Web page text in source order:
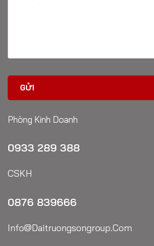
Phòng Kinh Doanh
0933 289 388
CSKH
0876 839666
Info@daitruongsongroup.com